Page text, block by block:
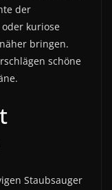
der
kuriose
bringen.
schöne
Staubsauger